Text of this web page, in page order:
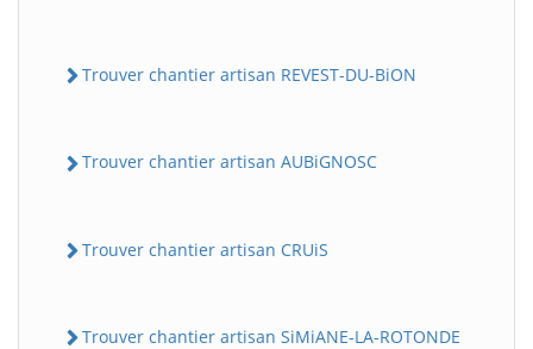
Trouver chantier artisan REVEST-DU-BiON
Trouver chantier artisan AUBiGNOSC
Trouver chantier artisan CRUiS
Trouver chantier artisan SiMiANE-LA-ROTONDE